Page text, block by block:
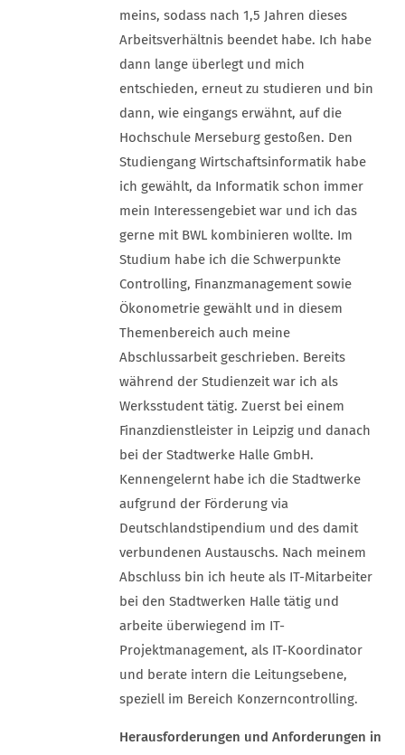
meins, sodass nach 1,5 Jahren dieses
Arbeitsverhältnis beendet habe. Ich habe
dann lange überlegt und mich
entschieden, erneut zu studieren und bin
dann, wie eingangs erwähnt, auf die
Hochschule Merseburg gestoßen. Den
Studiengang Wirtschaftsinformatik habe
ich gewählt, da Informatik schon immer
mein Interessengebiet war und ich das
gerne mit BWL kombinieren wollte. Im
Studium habe ich die Schwerpunkte
Controlling, Finanzmanagement sowie
Ökonometrie gewählt und in diesem
Themenbereich auch meine
Abschlussarbeit geschrieben. Bereits
während der Studienzeit war ich als
Werksstudent tätig. Zuerst bei einem
Finanzdienstleister in Leipzig und danach
bei der Stadtwerke Halle GmbH.
Kennengelernt habe ich die Stadtwerke
aufgrund der Förderung via
Deutschlandstipendium und des damit
verbundenen Austauschs. Nach meinem
Abschluss bin ich heute als IT-Mitarbeiter
bei den Stadtwerken Halle tätig und
arbeite überwiegend im IT-
Projektmanagement, als IT-Koordinator
und berate intern die Leitungsebene,
speziell im Bereich Konzerncontrolling.
Herausforderungen und Anforderungen in